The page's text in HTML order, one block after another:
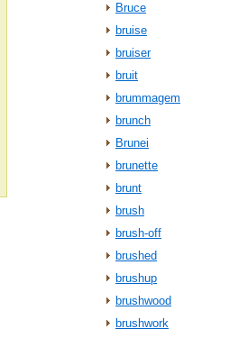
Bruce
bruise
bruiser
bruit
brummagem
brunch
Brunei
brunette
brunt
brush
brush-off
brushed
brushup
brushwood
brushwork